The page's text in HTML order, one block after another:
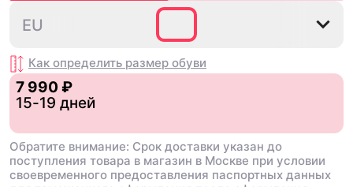
42
EU
Как определить размер обуви
7 990 ₽
15-19 дней
Обратите внимание: Срок доставки указан до
поступления товара в магазин в Москве при условии
своевременного предоставления паспортных данных